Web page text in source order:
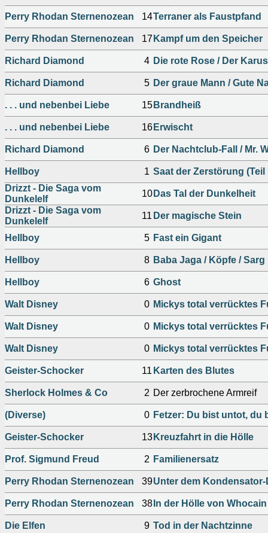
Perry Rhodan Sternenozean 14Terraner als Faustpfand
Perry Rhodan Sternenozean 17 Kampf um den Speicher
Richard Diamond 4 Die rote Rose / Der
Richard Diamond 5 Der graue Mann / Gute
. . . und nebenbei Liebe 15 Brandheiß
. . . und nebenbei Liebe 16 Erwischt
Richard Diamond 6 Der Nachtclub-Fall / Mr.
Hellboy 1 Saat der Zerstörung (Teil
Drizzt - Die Saga vom
Dunkelelf
10 Das Tal der Dunkelheit
Drizzt - Die Saga vom
Dunkelelf
11 Der magische Stein
Hellboy 5 Fast ein Gigant
Hellboy 8 Baba Jaga / Köpfe /
Hellboy 6 Ghost
Walt Disney 0 Mickys total verrücktes
Walt Disney 0 Mickys total verrücktes
Walt Disney 0 Mickys total verrücktes
Geister-Schocker 11 Karten des Blutes
Sherlock Holmes & Co 2 Der zerbrochene Armreif
(Diverse) 0 Fetzer: Du bist untot, du
Geister-Schocker 13 Kreuzfahrt in die Hölle
Prof. Sigmund Freud 2 Familienersatz
Perry Rhodan Sternenozean 39Unter dem Kondensator-
Perry Rhodan Sternenozean 38 In der Hölle von Whocain
Die Elfen 9 Tod in der Nachtzinne